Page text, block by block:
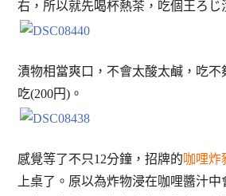
右，所以就先喝杯熱茶，吃個王ろじ
漬物相當爽口，不會太酸太鹹，吃不
吃(200円)。
感覺等了不只12分鐘，招牌的咖哩炸
上桌了。原以為炸物浸在咖哩醬汁